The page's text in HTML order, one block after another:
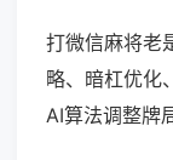
打微信麻将老
略、暗杠优化
AI算法调整牌